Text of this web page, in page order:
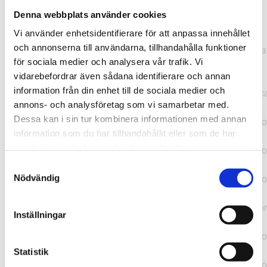
Denna webbplats använder cookies
Vi använder enhetsidentifierare för att anpassa innehållet
och annonserna till användarna, tillhandahålla funktioner
för sociala medier och analysera vår trafik. Vi
vidarebefordrar även sådana identifierare och annan
information från din enhet till de sociala medier och
annons- och analysföretag som vi samarbetar med.
Dessa kan i sin tur kombinera informationen med annan
information som du har tillhandahållit eller som de har
Nödvändig
Inställningar
Statistik
TypeError: "".concat(...).concat(...).replaceAll is not a
function at
https://webshop.pressbyran.se/_next/static/chunks/pages/
b1763451a2186f9e.js:1:11050 at Array.map
(<anonymous>) at K
(https://webshop.pressbyran.se/_next/static/chunks/pages/
b1763451a2186f9e.js:1:10836) at lk
(https://webshop.pressbyran.se/_next/static/chunks/
b241200379730ac0.js:1:129835) at i
(https://webshop.pressbyran.se/_next/static/chunks/
(https://webshop.pressbyran.se/_next/static/chunks/
https://webshop.pressbyran.se/_next/static/chunks/
b241200379730ac0.js:1:167872 at uI
(https://webshop.pressbyran.se/_next/static/chunks/
b241200379730ac0.js:1:167879) at uE
(https://webshop.pressbyran.se/_next/static/chunks/